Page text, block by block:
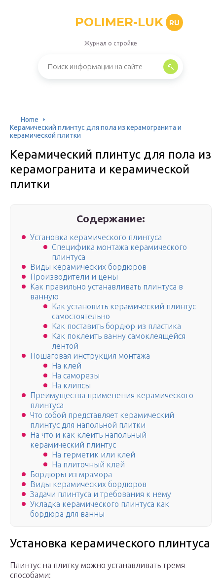
POLIMER-LUK RU
Журнал о стройке
Home
Керамический плинтус для пола из керамогранита и
керамической плитки
Керамический плинтус для пола из
керамогранита и керамической
плитки
Содержание:
Установка керамического плинтуса
Специфика монтажа керамического
плинтуса
Виды керамических бордюров
Производители и цены
Как правильно устанавливать плинтуса в
ванную
Как установить керамический плинтус
самостоятельно
Как поставить бордюр из пластика
Как поклеить ванну самоклеящейся
лентой
Пошаговая инструкция монтажа
На клей
На саморезы
На клипсы
Преимущества применения керамического
плинтуса
Что собой представляет керамический
плинтус для напольной плитки
На что и как клеить напольный
керамический плинтус
На герметик или клей
На плиточный клей
Бордюры из мрамора
Виды керамических бордюров
Задачи плинтуса и требования к нему
Укладка керамического плинтуса как
бордюра для ванны
Установка керамического плинтуса
Плинтус на плитку можно устанавливать тремя
способами: